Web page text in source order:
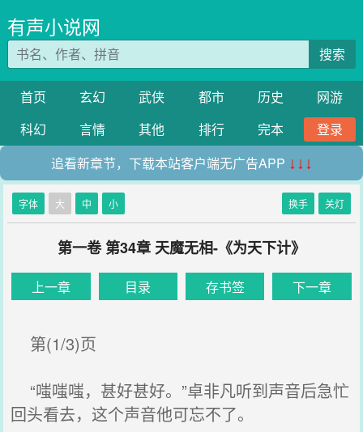
有声小说网
搜索
首页 玄幻 武侠 都市 历史
网游
科幻
言情 其他 排行 完本
登录
追看新章节，下载本站客户端无广告APP ↓↓↓
字体 大 中 小 换手 关灯
第一卷 第34章 天魔无相-《为天下计》
上一章 目录 存书签 下一章
第(1/3)页
“嗤嗤嗤，甚好甚好。”卓非凡听到声音后急忙
回头看去，这个声音他可忘不了。